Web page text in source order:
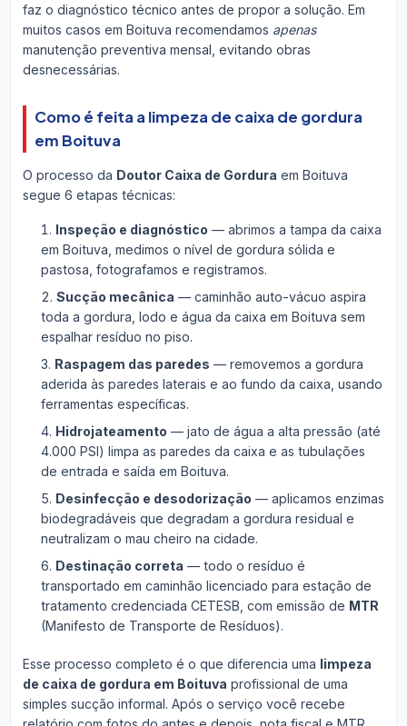
faz o diagnóstico técnico antes de propor a solução. Em
muitos casos em Boituva recomendamos apenas
manutenção preventiva mensal, evitando obras
desnecessárias.
Como é feita a limpeza de caixa de gordura
em Boituva
O processo da Doutor Caixa de Gordura em Boituva
segue 6 etapas técnicas:
Inspeção e diagnóstico — abrimos a tampa da caixa
em Boituva, medimos o nível de gordura sólida e
pastosa, fotografamos e registramos.
Sucção mecânica — caminhão auto-vácuo aspira
toda a gordura, lodo e água da caixa em Boituva sem
espalhar resíduo no piso.
Raspagem das paredes — removemos a gordura
aderida às paredes laterais e ao fundo da caixa, usando
ferramentas específicas.
Hidrojateamento — jato de água a alta pressão (até
4.000 PSI) limpa as paredes da caixa e as tubulações
de entrada e saída em Boituva.
Desinfecção e desodorização — aplicamos enzimas
biodegradáveis que degradam a gordura residual e
neutralizam o mau cheiro na cidade.
Destinação correta — todo o resíduo é
transportado em caminhão licenciado para estação de
tratamento credenciada CETESB, com emissão de MTR
(Manifesto de Transporte de Resíduos).
Esse processo completo é o que diferencia uma limpeza
de caixa de gordura em Boituva profissional de uma
simples sucção informal. Após o serviço você recebe